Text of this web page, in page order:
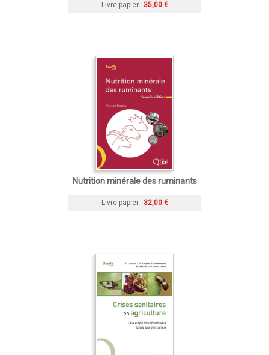
Livre papier 35,00 €
Nutrition minérale des ruminants
Livre papier 32,00 €